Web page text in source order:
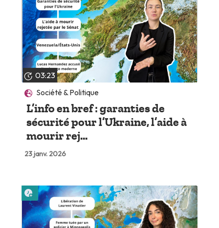
03:23
Société & Politique
L’info en bref : garanties de
sécurité pour l’Ukraine, l’aide à
mourir rej...
23 janv. 2026
Lire plus tard